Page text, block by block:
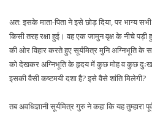
अत: इसके माता-पिता ने इसे छोड़ दिया, पर भाग्य
किसी तरह रक्षा हुई। वह एक जामुन वृक्ष के नीचे
की ओर विहार करते हुए सूर्यमित्र मुनि अग्निभूति
को देखकर अग्निभूति के हृदय में कुछ मोह व कुछ
इसकी वैसी कष्टमयी दशा है? इसे वैसे शांति मिलेगी?
तब अवधिज्ञानी सूर्यमित्र गुरु ने कहा कि यह तुम्हारा